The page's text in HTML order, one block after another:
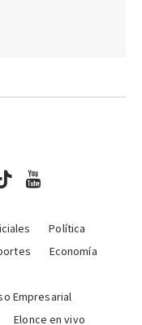
Política
Economía
Empresarial
Elonce en vivo